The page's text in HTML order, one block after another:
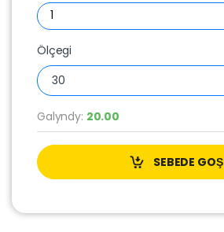
Ölçegi
30
Galyndy: 20.00
SEBEDE GOŞ